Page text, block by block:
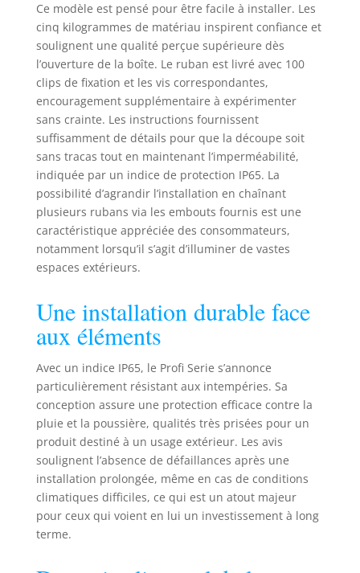
marquées. Qualité
supérieure
professionnelle -
IP65 (prise
d'alimentation IP44)
- Protégé contre les
projections d'eau et
la poussière - C'est
un produit parfait
pour tous les types
d'intérieur/extérieur.
Idéal pour les
jardins, la maison,
les boutiques, DIY et
la décoration. La
avec vis, 2 embouts
de finition, 2 gaines
Ce modèle est pensé pour être facile à installer. Les
cinq kilogrammes de matériau inspirent confiance et
soulignent une qualité perçue supérieure dès
l’ouverture de la boîte. Le ruban est livré avec 100
clips de fixation et les vis correspondantes,
encouragement supplémentaire à expérimenter
sans crainte. Les instructions fournissent
suffisamment de détails pour que la découpe soit
sans tracas tout en maintenant l’imperméabilité,
indiquée par un indice de protection IP65. La
possibilité d’agrandir l’installation en chaînant
plusieurs rubans via les embouts fournis est une
caractéristique appréciée des consommateurs,
notamment lorsqu’il s’agit d’illuminer de vastes
espaces extérieurs.
Une installation durable face
aux éléments
Avec un indice IP65, le Profi Serie s’annonce
particulièrement résistant aux intempéries. Sa
conception assure une protection efficace contre la
pluie et la poussière, qualités très prisées pour un
produit destiné à un usage extérieur. Les avis
soulignent l’absence de défaillances après une
installation prolongée, même en cas de conditions
climatiques difficiles, ce qui est un atout majeur
pour ceux qui voient en lui un investissement à long
terme.